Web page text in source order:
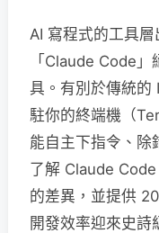
AI 寫程式的工具
「Claude Code
具。有別於傳統的
駐你的終端機（
能自主下指令、除
了解 Claude
的差異，並提供
開發效率迎來史詩